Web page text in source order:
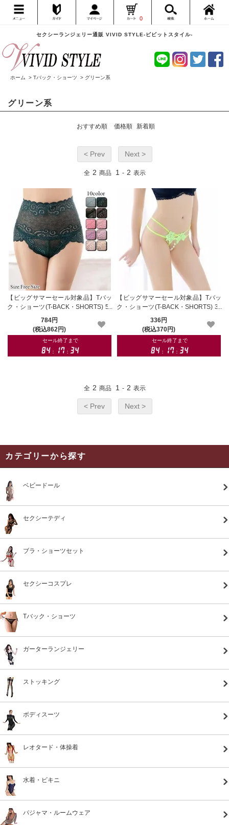
セクシーランジェリー通販 VIVID STYLE-ビビットスタイル-
0
ホーム > Tバック・ショーツ > グリーン系
グリーン系
おすすめ順 価格順 新着順
< Prev Next >
全 2 商品 1 - 2 表示
【ビッグサマーセール対象品】Tバッ
ク・ショーツ(T-BACK・SHORTS) 55
784円
(税込862円)
【ビッグサマーセール対象品】Tバッ
ク・ショーツ(T-BACK・SHORTS) 34
336円
(税込370円)
全 2 商品 1 - 2 表示
< Prev Next >
カテゴリーから探す
ベビードール
セクシーテディ
ブラ・ショーツセット
セクシーコスプレ
Tバック・ショーツ
ガーターランジェリー
ストッキング
ボディスーツ
レオタード・体操着
水着・ビキニ
パジャマ・ルームウェア